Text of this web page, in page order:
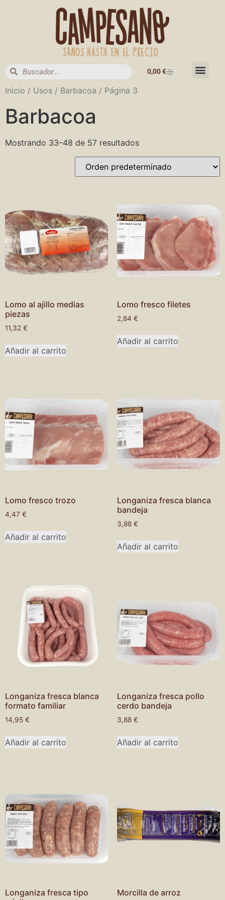
0,00€
Inicio / Usos / Barbacoa / Página 3
Barbacoa
Mostrando 33–48 de 57 resultados
Lomo al ajillo medias
piezas
11,32 €
Añadir al carrito
Lomo fresco filetes
2,84 €
Añadir al carrito
Lomo fresco trozo
4,47 €
Añadir al carrito
Longaniza fresca blanca
bandeja
3,88 €
Añadir al carrito
Longaniza fresca blanca
formato familiar
14,95 €
Añadir al carrito
Longaniza fresca pollo
cerdo bandeja
3,88 €
Añadir al carrito
Longaniza fresca tipo
Morcilla de arroz